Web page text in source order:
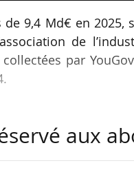
9,4 Md€ en 2025,
de
par
consoles aux